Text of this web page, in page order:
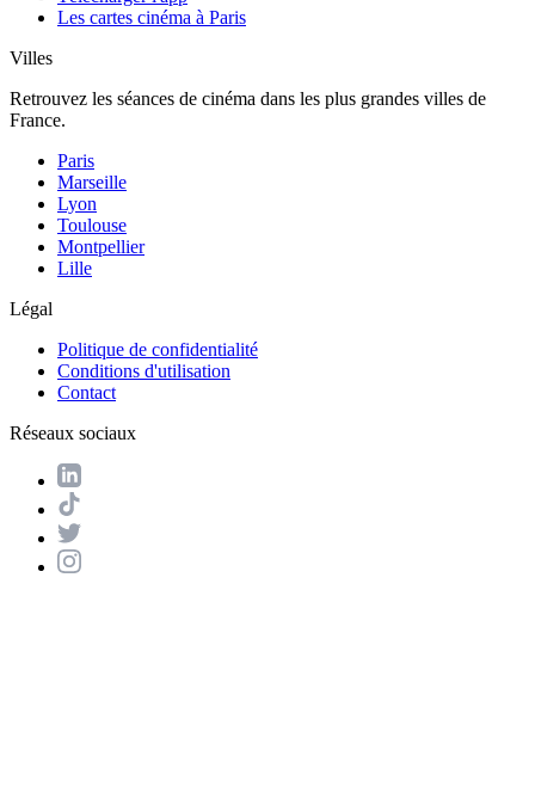
Les cartes cinéma à Paris
Villes
Retrouvez les séances de cinéma dans les plus grandes villes de
France.
Paris
Marseille
Lyon
Toulouse
Montpellier
Lille
Légal
Politique de confidentialité
Conditions d'utilisation
Contact
Réseaux sociaux